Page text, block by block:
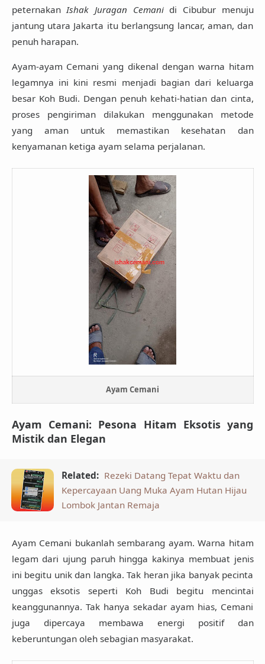
peternakan Ishak Juragan Cemanidi Cibubur menuju
jantung utara Jakarta itu berlangsung lancar, aman, dan
penuh harapan.
Ayam-ayam Cemani yang dikenal dengan warna hitam
legamnya ini kini resmi menjadi bagian dari keluarga
besar Koh Budi. Dengan penuh kehati-hatian dan cinta,
proses pengiriman dilakukan menggunakan metode
yang aman untuk memastikan kesehatan dan
kenyamanan ketiga ayam selama perjalanan.
Ayam Cemani
Ayam Cemani: Pesona Hitam Eksotis yang
Mistik dan Elegan
Related: Rezeki Datang Tepat Waktu dan
Kepercayaan Uang Muka Ayam Hutan Hijau
Lombok Jantan Remaja
Ayam Cemani bukanlah sembarang ayam. Warna hitam
legam dari ujung paruh hingga kakinya membuat jenis
ini begitu unik dan langka. Tak heran jika banyak pecinta
unggas eksotis seperti Koh Budi begitu mencintai
keanggunannya. Tak hanya sekadar ayam hias, Cemani
juga dipercaya membawa energi positif dan
keberuntungan oleh sebagian masyarakat.